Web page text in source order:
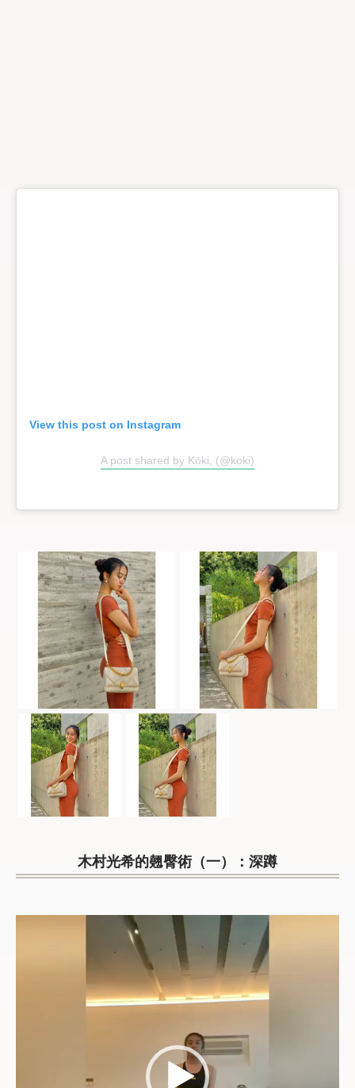
View this post on Instagram
A post shared by Kōki, (@koki)
木村光希的翹臀術（一）：深蹲